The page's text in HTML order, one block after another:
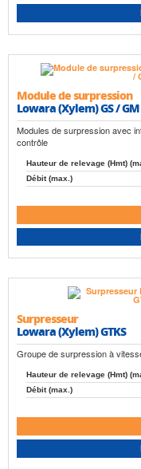
Module de surpression
Lowara (Xylem) GS / GM
Modules de surpression avec
contrôle
Hauteur de relevage (Hmt)
Débit (max.)
Surpresseur
Lowara (Xylem) GTKS
Groupe de surpression à
Hauteur de relevage (Hmt)
Débit (max.)